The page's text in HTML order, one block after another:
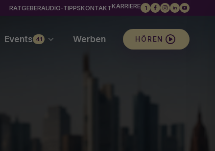
RATGEBERAUDIO-TIPPSKONTAKTKARRIERE 1
Events 41 Werben HÖREN